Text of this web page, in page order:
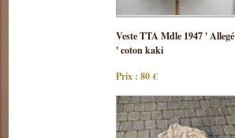
Consulter
cette pièce
Veste TTA Mdle 1947 ' Allegé
' coton kaki
Prix : 80 €